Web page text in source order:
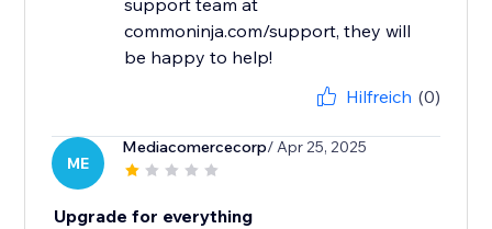
support team at
commoninja.com/support, they will
be happy to help!
Hilfreich (0)
ME
Mediacomercecorp/ Apr 25, 2025
Upgrade for everything